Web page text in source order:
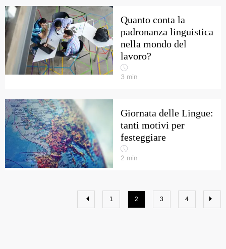
Quanto conta la
padronanza linguistica
nella mondo del
lavoro?
3 min
Giornata delle Lingue:
tanti motivi per
festeggiare
2 min
1 2 3 4